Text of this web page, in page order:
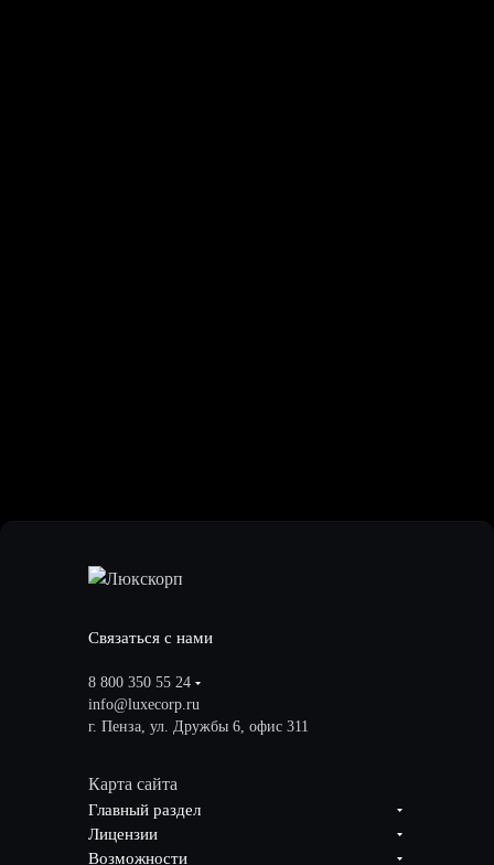
Связаться с нами
8 800 350 55 24
info@luxecorp.ru
г. Пенза, ул. Дружбы 6, офис 311
Карта сайта
Главный раздел
Лицензии
Возможности